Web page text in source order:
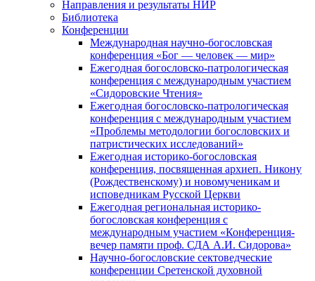
Направления и результаты НИР
Библиотека
Конференции
Международная научно-богословская
конференция «Бог — человек — мир»
Ежегодная богословско-патрологическая
конференция с международным участием
«Сидоровские Чтения»
Ежегодная богословско-патрологическая
конференция с международным участием
«Проблемы методологии богословских и
патристических исследований»
Ежегодная историко-богословская
конференция, посвященная архиеп. Никону
(Рождественскому) и новомученикам и
исповедникам Русской Церкви
Ежегодная региональная историко-
богословская конференция с
международным участием «Конференция-
вечер памяти проф. СДА А.И. Сидорова»
Научно-богословские сектоведческие
конференции Сретенской духовной